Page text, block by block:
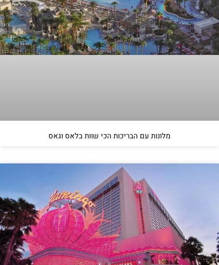
מלונות עם הבריכות הכי שוות בלאס וגאס